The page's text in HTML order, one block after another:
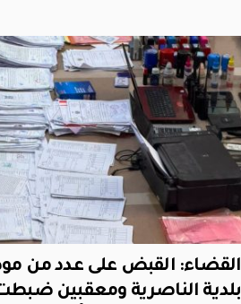
القضاء: القبض على عدد من
بلدية الناصرية ومعقبين